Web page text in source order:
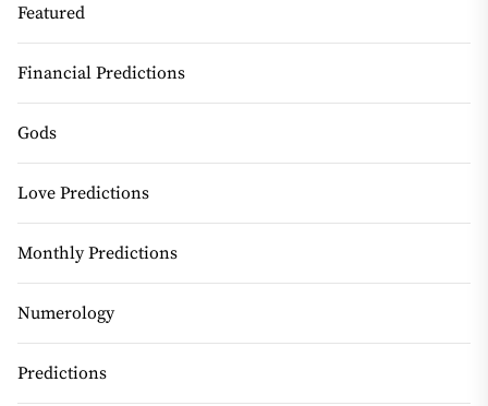
Featured
Financial Predictions
Gods
Love Predictions
Monthly Predictions
Numerology
Predictions